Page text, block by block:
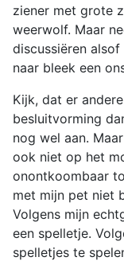
ziener met grote
weerwolf. Maar
discussiëren
naar bleek een
Kijk, dat er
besluitvorming
nog wel aan.
ook niet op het
onontkoombaar
met mijn pet niet
Volgens mijn
een spelletje.
spelletjes te